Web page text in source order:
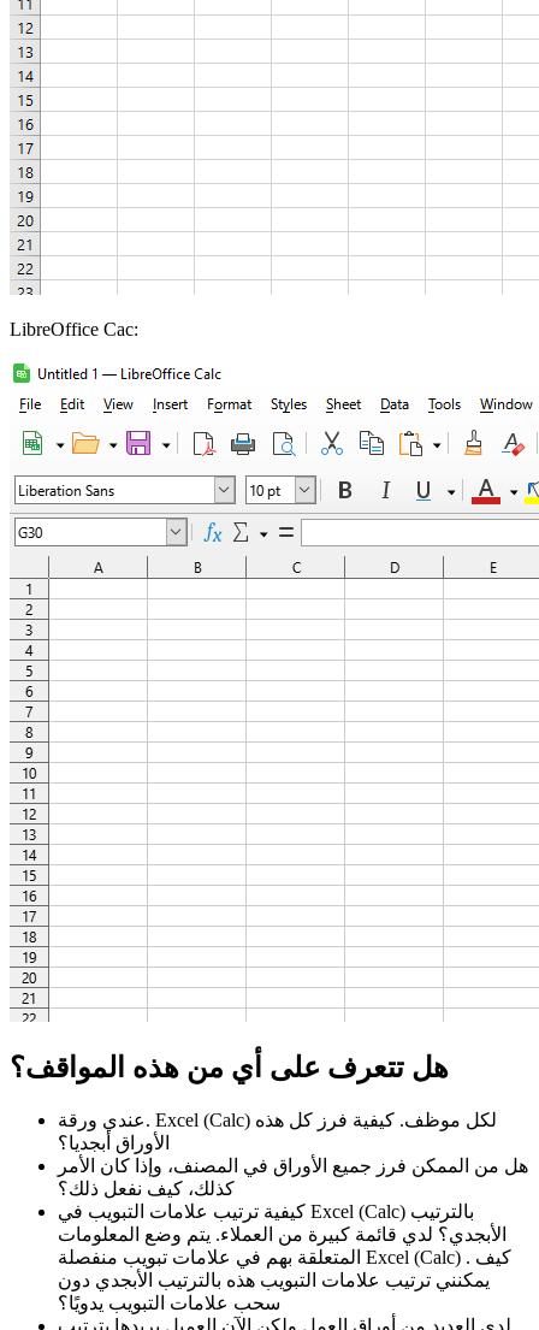
LibreOffice Cac:
هل تتعرف على أي من هذه المواقف؟
عندي ورقة. Excel (Calc) لكل موظف. كيفية فرز كل هذه
الأوراق أبجديا؟
هل من الممكن فرز جميع الأوراق في المصنف، وإذا كان الأمر
كذلك، كيف نفعل ذلك؟
كيفية ترتيب علامات التبويب في Excel (Calc) بالترتيب
الأبجدي؟ لدي قائمة كبيرة من العملاء. يتم وضع المعلومات
المتعلقة بهم في علامات تبويب منفصلة Excel (Calc) . كيف
يمكنني ترتيب علامات التبويب هذه بالترتيب الأبجدي دون
سحب علامات التبويب يدويًا؟